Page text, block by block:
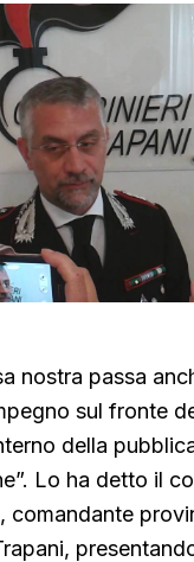
nostra passa
sul fronte
della
Lo ha detto il
comandante